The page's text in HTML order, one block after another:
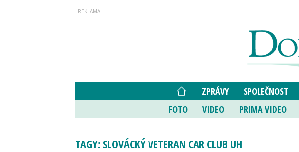
ZPRÁVY SPOLEČNOST
FOTO
VIDEO PRIMA VIDEO
TAGY: SLOVÁCKÝ VETERAN CAR CLUB UH